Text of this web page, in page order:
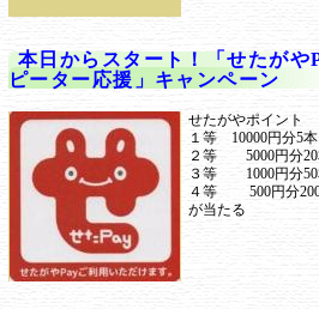
本日からスタート！「せたがや
ピーター応援」キャンペーン
せたがやポイント
１等 10000円分5本
２等 5000円分20
３等 1000円分50
４等 500円分
が当たる